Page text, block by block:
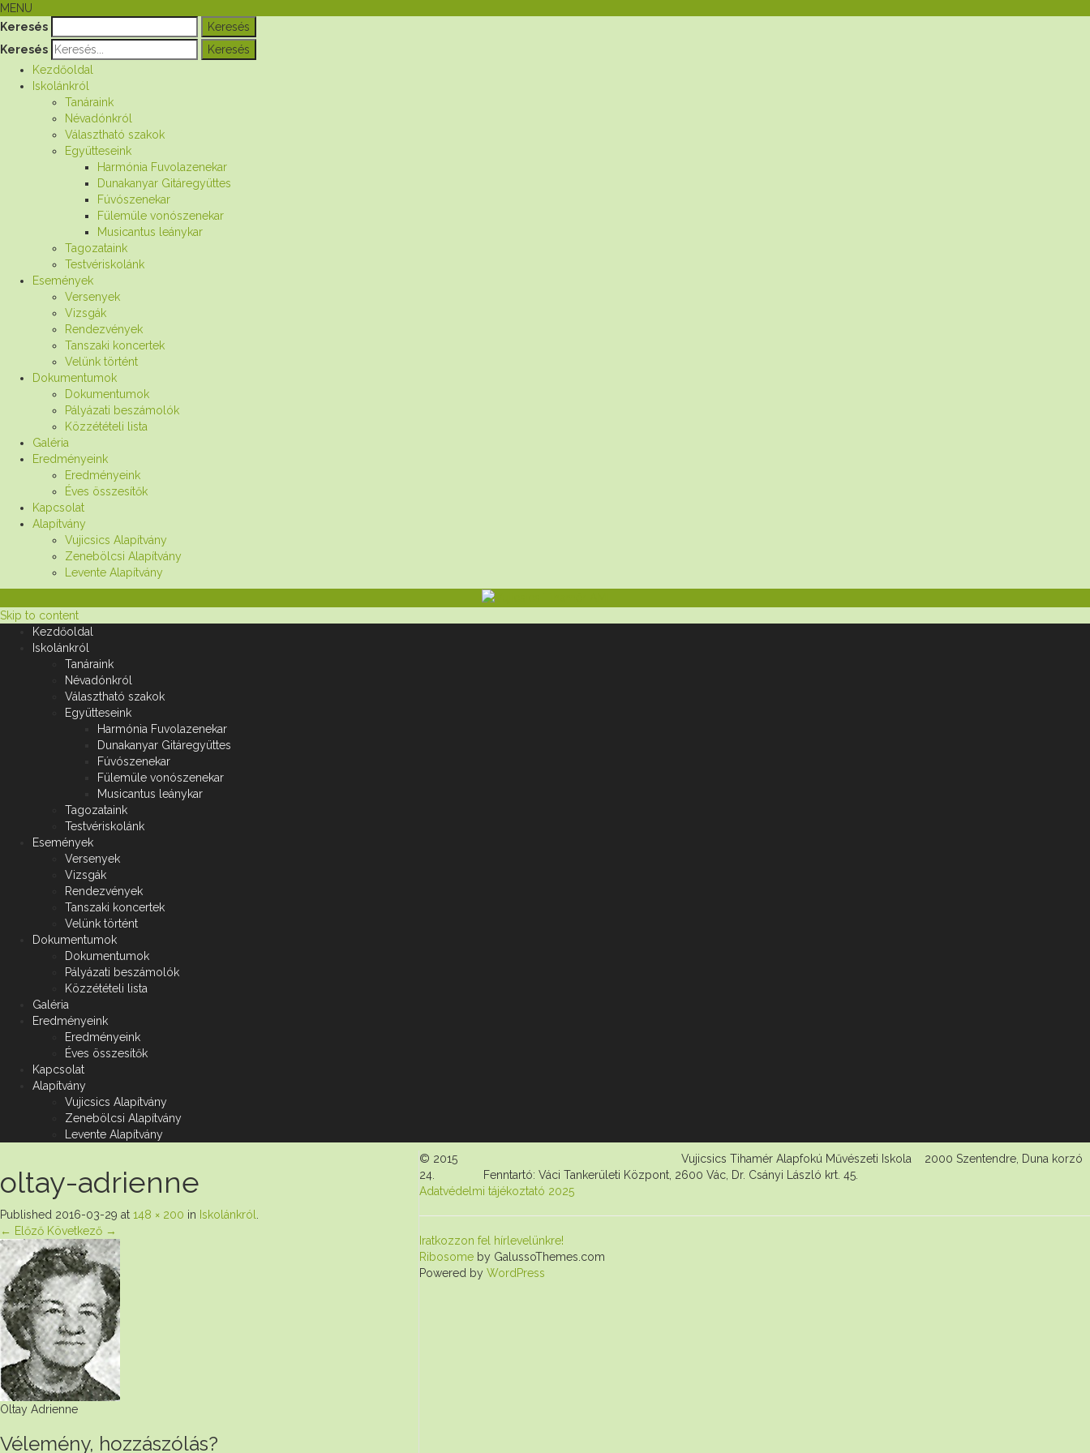
MENU
Keresés
Keresés
Kezdőoldal
Iskolánkról
Tanáraink
Névadónkról
Választható szakok
Együtteseink
Harmónia Fuvolazenekar
Dunakanyar Gitáregyüttes
Fúvószenekar
Fülemüle vonószenekar
Musicantus leánykar
Tagozataink
Testvériskolánk
Események
Versenyek
Vizsgák
Rendezvények
Tanszaki koncertek
Velünk történt
Dokumentumok
Dokumentumok
Pályázati beszámolók
Közzétételi lista
Galéria
Eredményeink
Eredményeink
Éves összesítők
Kapcsolat
Alapítvány
Vujicsics Alapítvány
Zenebölcsi Alapítvány
Levente Alapítvány
Skip to content
Kezdőoldal
Iskolánkról
Tanáraink
Névadónkról
Választható szakok
Együtteseink
Harmónia Fuvolazenekar
Dunakanyar Gitáregyüttes
Fúvószenekar
Fülemüle vonószenekar
Musicantus leánykar
Tagozataink
Testvériskolánk
Események
Versenyek
Vizsgák
Rendezvények
Tanszaki koncertek
Velünk történt
Dokumentumok
Dokumentumok
Pályázati beszámolók
Közzétételi lista
Galéria
Eredményeink
Eredményeink
Éves összesítők
Kapcsolat
Alapítvány
Vujicsics Alapítvány
Zenebölcsi Alapítvány
Levente Alapítvány
oltay-adrienne
Published 2016-03-29 at 148 × 200 in Iskolánkról.
← Előző Következő →
Oltay Adrienne
Vélemény, hozzászólás?
© 2015 Vujicsics Tihamér Alapfokú Művészeti Iskola 2000 Szentendre, Duna korzó
24. Fenntartó: Váci Tankerületi Központ, 2600 Vác, Dr. Csányi László krt. 45.
Adatvédelmi tájékoztató 2025
Iratkozzon fel hírlevelünkre!
Ribosome by GalussoThemes.com
Powered by WordPress